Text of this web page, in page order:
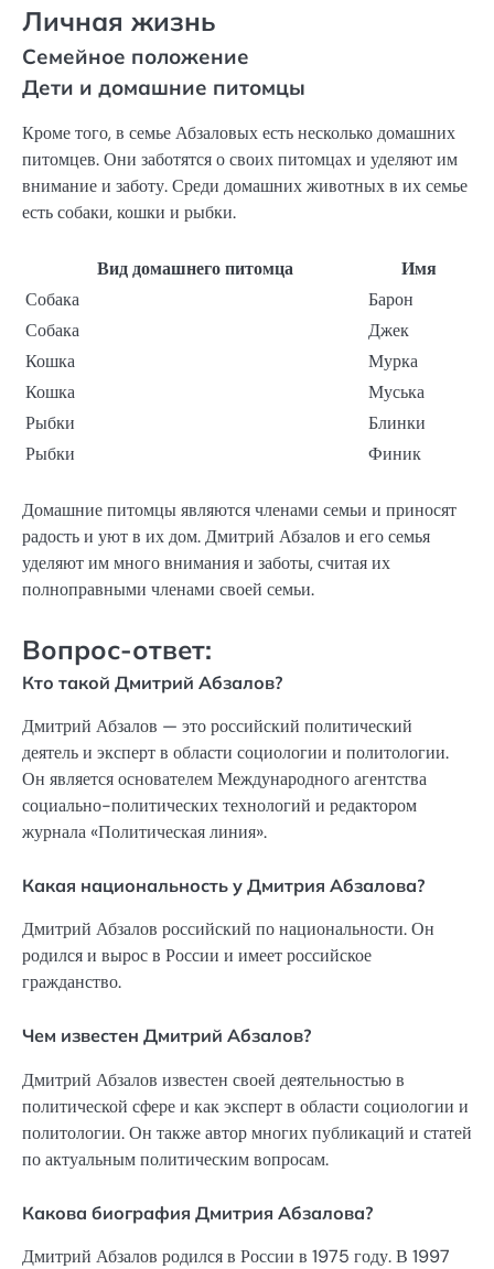
Личная жизнь
Семейное положение
Дети и домашние питомцы
Кроме того, в семье Абзаловых есть несколько домашних
питомцев. Они заботятся о своих питомцах и уделяют им
внимание и заботу. Среди домашних животных в их семье
есть собаки, кошки и рыбки.
Вид домашнего питомца
Имя
Собака
Барон
Собака
Джек
Кошка
Мурка
Кошка
Муська
Рыбки
Блинки
Рыбки
Финик
Домашние питомцы являются членами семьи и приносят
радость и уют в их дом. Дмитрий Абзалов и его семья
уделяют им много внимания и заботы, считая их
полноправными членами своей семьи.
Вопрос-ответ:
Кто такой Дмитрий Абзалов?
Дмитрий Абзалов — это российский политический
деятель и эксперт в области социологии и политологии.
Он является основателем Международного агентства
социально-политических технологий и редактором
журнала «Политическая линия».
Какая национальность у Дмитрия Абзалова?
Дмитрий Абзалов российский по национальности. Он
родился и вырос в России и имеет российское
гражданство.
Чем известен Дмитрий Абзалов?
Дмитрий Абзалов известен своей деятельностью в
политической сфере и как эксперт в области социологии и
политологии. Он также автор многих публикаций и статей
по актуальным политическим вопросам.
Какова биография Дмитрия Абзалова?
Дмитрий Абзалов родился в России в 1975 году. В 1997